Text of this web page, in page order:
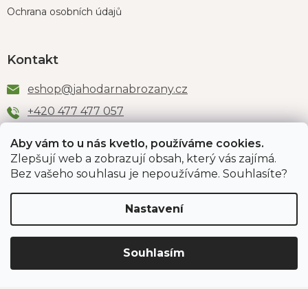
Aby vám to u nás kvetlo, používáme cookies.
Zlepšují web a zobrazují obsah, který vás zajímá.
Bez vašeho souhlasu je nepoužíváme. Souhlasíte?
Nastavení
Souhlasím
Ochrana osobních údajů
Kontakt
eshop@jahodarnabrozany.cz
+420 477 477 057
Odběr newsletteru
PŘIHLÁSIT SE